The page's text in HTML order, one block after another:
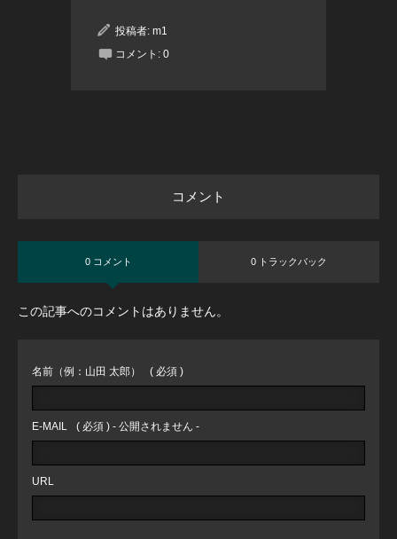
投稿者: m1
コメント: 0
コメント
0 コメント 0 トラックバック
この記事へのコメントはありません。
名前（例：山田 太郎） ( 必須 )
E-MAIL ( 必須 ) - 公開されません -
URL